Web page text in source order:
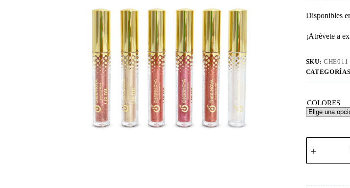
Disponibles
¡Atrévete a
SKU:CHE011
COLORES
Colors
Lip
cantidad